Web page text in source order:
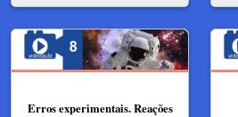
Erros experimentais. Reações